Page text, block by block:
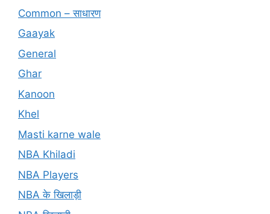
Common – साधारण
Gaayak
General
Ghar
Kanoon
Khel
Masti karne wale
NBA Khiladi
NBA Players
NBA के खिलाड़ी